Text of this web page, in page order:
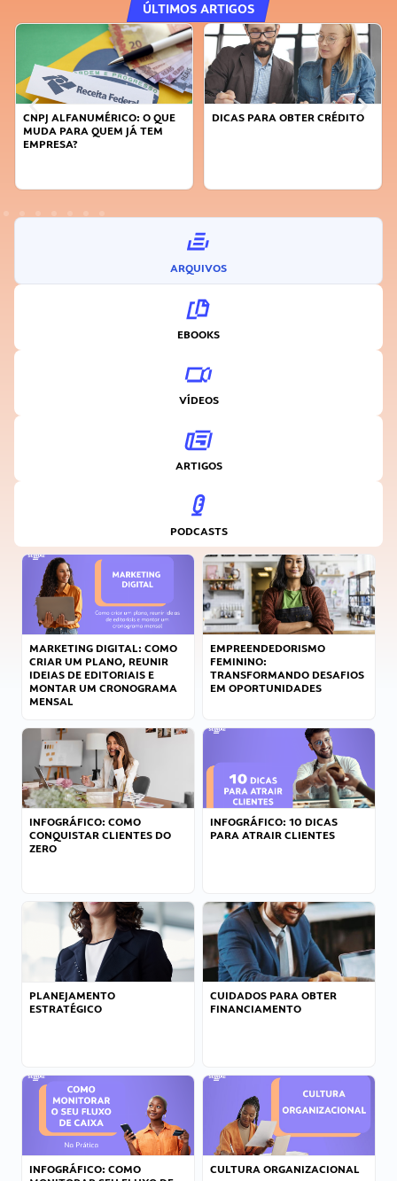
ÚLTIMOS ARTIGOS
DICAS PARA OBTER CRÉDITO
FAÇA A DIFERENÇA: SEJA
ARQUIVOS
EBOOKS
VÍDEOS
ARTIGOS
PODCASTS
MARKETING DIGITAL: COMO
CRIAR UM PLANO, REUNIR
IDEIAS DE EDITORIAIS E
MONTAR UM CRONOGRAMA
MENSAL
EMPREENDEDORISMO
FEMININO:
TRANSFORMANDO DESAFIOS
EM OPORTUNIDADES
INFOGRÁFICO: COMO
CONQUISTAR CLIENTES DO
ZERO
INFOGRÁFICO: 10 DICAS
PARA ATRAIR CLIENTES
PLANEJAMENTO
ESTRATÉGICO
CUIDADOS PARA OBTER
FINANCIAMENTO
INFOGRÁFICO: COMO
CULTURA ORGANIZACIONAL